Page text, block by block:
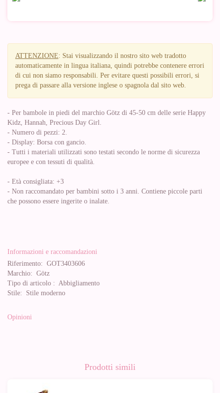
ATTENZIONE: Stai visualizzando il nostro sito web tradotto
automaticamente in lingua italiana, quindi potrebbe contenere errori
di cui non siamo responsabili. Per evitare questi possibili errori, si
prega di passare alla versione inglese o spagnola dal sito web.
- Per bambole in piedi del marchio Götz di 45-50 cm delle serie Happy
Kidz, Hannah, Precious Day Girl.
- Numero di pezzi: 2.
- Display: Borsa con gancio.
- Tutti i materiali utilizzati sono testati secondo le norme di sicurezza
europee e con tessuti di qualità.
- Età consigliata: +3
- Non raccomandato per bambini sotto i 3 anni. Contiene piccole parti
che possono essere ingerite o inalate.
Informazioni e raccomandazioni
Riferimento: GOT3403606
Marchio: Götz
Tipo di articolo : Abbigliamento
Stile: Stile moderno
Opinioni
Prodotti simili